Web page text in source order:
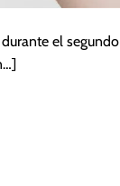
el segundo